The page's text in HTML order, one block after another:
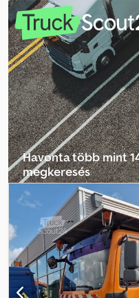
Felszereltség:ABS
Havonta több mint
megkeresés
Válassza ki a